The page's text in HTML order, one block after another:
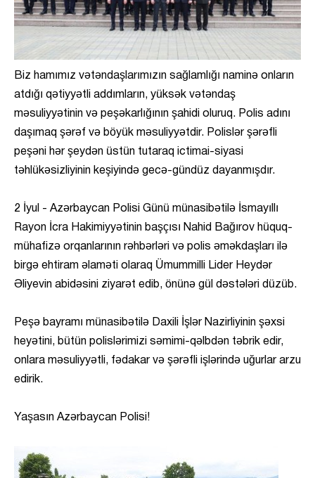
Biz hamımız vətəndaşlarımızın sağlamlığı naminə onların
atdığı qətiyyətli addımların, yüksək vətəndaş
məsuliyyətinin və peşəkarlığının şahidi oluruq. Polis adını
daşımaq şərəf və böyük məsuliyyətdir. Polislər şərəfli
peşəni hər şeydən üstün tutaraq ictimai-siyasi
təhlükəsizliyinin keşiyində gecə-gündüz dayanmışdır.
2 İyul - Azərbaycan Polisi Günü münasibətilə İsmayıllı
Rayon İcra Hakimiyyətinin başçısı Nahid Bağırov hüquq-
mühafizə orqanlarının rəhbərləri və polis əməkdaşları ilə
birgə ehtiram əlaməti olaraq Ümummilli Lider Heydər
Əliyevin abidəsini ziyarət edib, önünə gül dəstələri düzüb.
Peşə bayramı münasibətilə Daxili İşlər Nazirliyinin şəxsi
heyətini, bütün polislərimizi səmimi-qəlbdən təbrik edir,
onlara məsuliyyətli, fədakar və şərəfli işlərində uğurlar arzu
edirik.
Yaşasın Azərbaycan Polisi!